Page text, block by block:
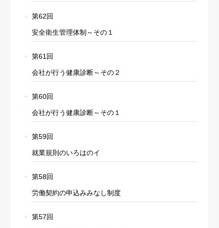
第62回
安全衛生管理体制～その１
第61回
会社が行う健康診断～その２
第60回
会社が行う健康診断～その１
第59回
就業規則のいろはのイ
第58回
労働契約の申込みみなし制度
第57回